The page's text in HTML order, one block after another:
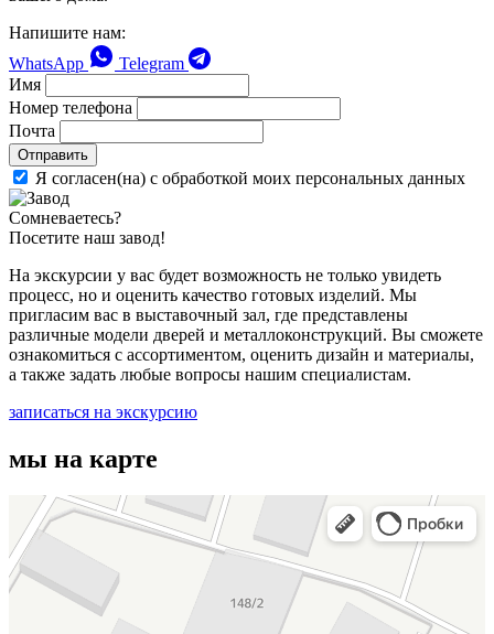
Напишите нам:
WhatsApp
Telegram
Имя
Номер телефона
Почта
Отправить
Я согласен(на) с обработкой моих персональных данных
Сомневаетесь?
Посетите наш завод!
На экскурсии у вас будет возможность не только увидеть
процесс, но и оценить качество готовых изделий. Мы
пригласим вас в выставочный зал, где представлены
различные модели дверей и металлоконструкций. Вы сможете
ознакомиться с ассортиментом, оценить дизайн и материалы,
а также задать любые вопросы нашим специалистам.
записаться на экскурсию
мы на карте